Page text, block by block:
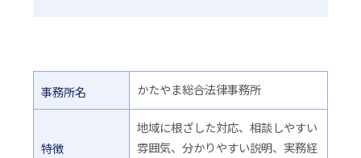
事務所名 かたやま総合法律事務所
特徴
地域に根ざした対応、相談しやすい
雰囲気、分かりやすい説明、実務経